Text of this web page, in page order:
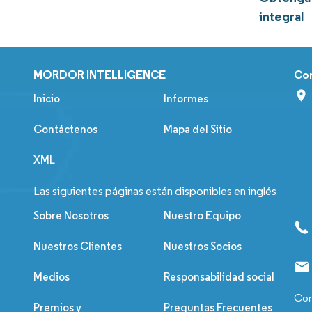
integral
MORDOR INTELLIGENCE
Inicio Informes
Contáctenos Mapa del Sitio
XML
Las siguientes páginas están disponibles en inglés
Sobre Nosotros Nuestro Equipo
Nuestros Clientes Nuestros Socios
Medios Responsabilidad social
Premios y Preguntas Frecuentes